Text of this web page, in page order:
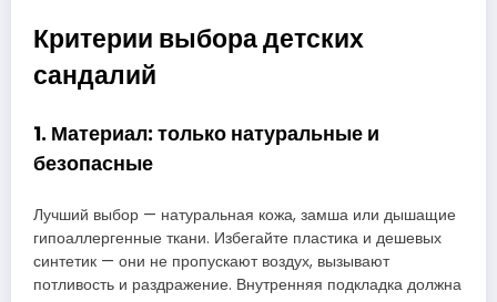
Критерии выбора детских
сандалий
1. Материал: только натуральные и
безопасные
Лучший выбор — натуральная кожа, замша или дышащие
гипоаллергенные ткани. Избегайте пластика и дешевых
синтетик — они не пропускают воздух, вызывают
потливость и раздражение. Внутренняя подкладка должна